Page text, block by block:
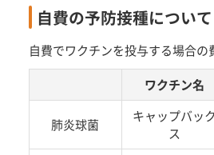
自費の予防接種について
自費でワクチンを投与する場合の
ワクチン名
肺炎球菌
キャップバック
ス